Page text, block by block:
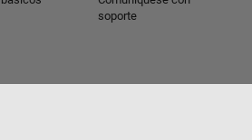
soporte